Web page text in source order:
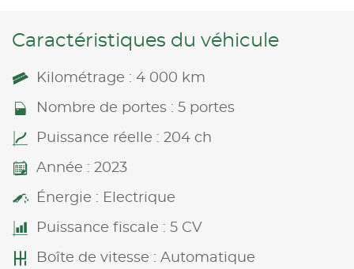
Caractéristiques du véhicule
Kilométrage : 4 000 km
Nombre de portes : 5 portes
Puissance réelle : 204 ch
Année : 2023
Énergie : Electrique
Puissance fiscale : 5 CV
Boîte de vitesse : Automatique